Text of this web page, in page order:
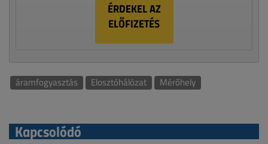
ÉRDEKEL AZ
ELŐFIZETÉS
áramfogyasztás Elosztóhálózat Mérőhely
Kapcsolódó